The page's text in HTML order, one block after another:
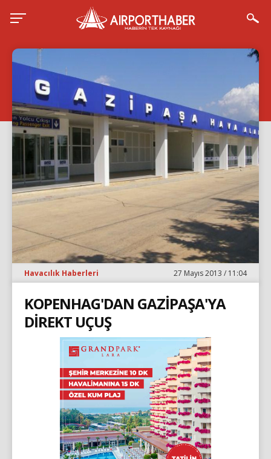
Havacılık Haberleri 27 Mayıs 2013 / 11:04
KOPENHAG'DAN GAZİPAŞA'YA
DİREKT UÇUŞ